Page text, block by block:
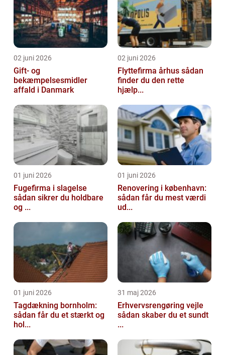
02 juni 2026
Gift- og
bekæmpelsesmidler
affald i Danmark
02 juni 2026
Flyttefirma århus sådan
finder du den rette
hjælp...
01 juni 2026
Fugefirma i slagelse
sådan sikrer du holdbare
og ...
01 juni 2026
Renovering i københavn:
sådan får du mest værdi
ud...
01 juni 2026
Tagdækning bornholm:
sådan får du et stærkt og
hol...
31 maj 2026
Erhvervsrengøring vejle
sådan skaber du et sundt
...